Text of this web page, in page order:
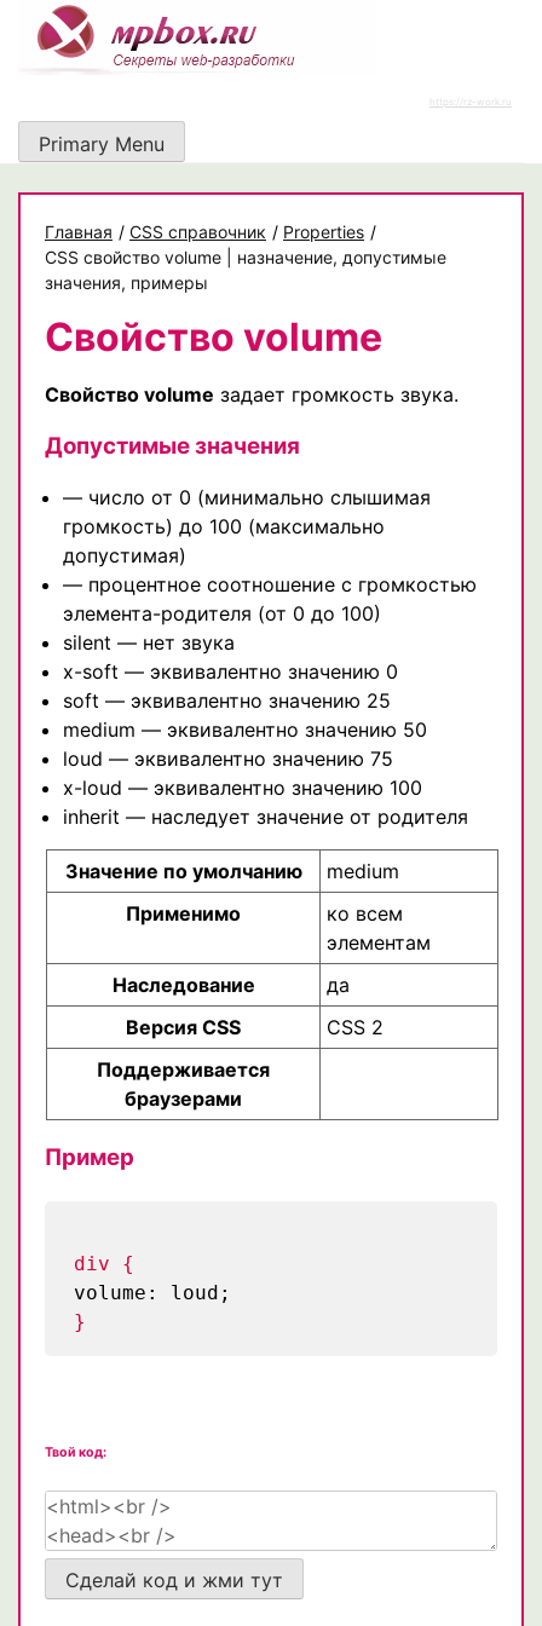
content
https://rz-work.ru
Primary Menu
Главная / CSS справочник / Properties /
CSS свойство volume | назначение, допустимые
значения, примеры
Свойство volume
Свойство volume задает громкость звука.
Допустимые значения
— число от 0 (минимально слышимая
громкость) до 100 (максимально
допустимая)
— процентное соотношение с громкостью
элемента-родителя (от 0 до 100)
silent — нет звука
x-soft — эквивалентно значению 0
soft — эквивалентно значению 25
medium — эквивалентно значению 50
loud — эквивалентно значению 75
x-loud — эквивалентно значению 100
inherit — наследует значение от родителя
Значение по умолчанию
medium
Применимо
ко всем
элементам
Наследование
да
Версия CSS
CSS 2
Поддерживается
браузерами
Пример
div {
volume: loud;
}
Твой код:
Сделай код и жми тут